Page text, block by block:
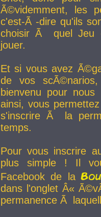
Ã©videmment, les
c'est-Ã -dire qu'ils
choisir Ã quel Jeu
jouer.
Et si vous avez
de vos
bienvenu pour
ainsi, vous
s'inscrire Ã la
temps.
Pour vous inscrire
plus simple ! Il
Facebook de la
dans l'onglet Â«
permanence Ã